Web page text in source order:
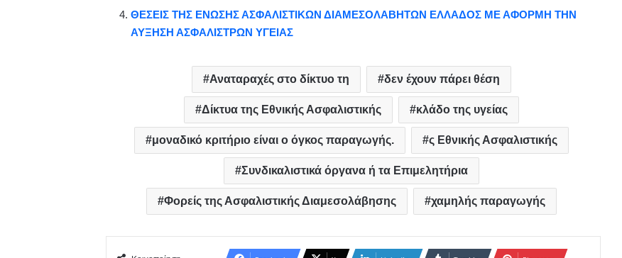
ΘΕΣΕΙΣ ΤΗΣ ΕΝΩΣΗΣ ΑΣΦΑΛΙΣΤΙΚΩΝ ΔΙΑΜΕΣΟΛΑΒΗΤΩΝ ΕΛΛΑΔΟΣ ΜΕ ΑΦΟΡΜΗ ΤΗΝ
ΑΥΞΗΣΗ ΑΣΦΑΛΙΣΤΡΩΝ ΥΓΕΙΑΣ
Αναταραχές στο δίκτυο τη δεν έχουν πάρει θέση
Δίκτυα της Εθνικής Ασφαλιστικής κλάδο της υγείας
μοναδικό κριτήριο είναι ο όγκος παραγωγής. ς Εθνικής Ασφαλιστικής
Συνδικαλιστικά όργανα ή τα Επιμελητήρια
Φορείς της Ασφαλιστικής Διαμεσολάβησης χαμηλής παραγωγής